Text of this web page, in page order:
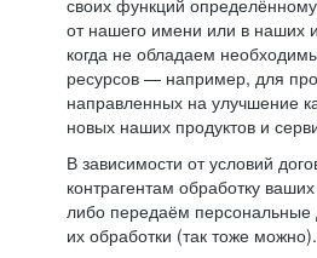
своих функций
от нашего имени или в наших
когда не обладаем
ресурсов — например, для
направленных на улучшение
новых наших продуктов и
В зависимости от условий
контрагентам обработку
либо передаём персональные
их обработки (так тоже можно).